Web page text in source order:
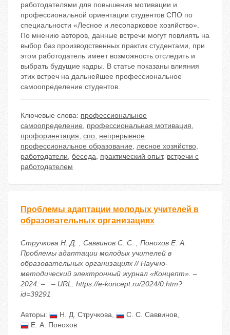
работодателями для повышения мотивации и
профессиональной ориентации студентов СПО по
специальности «Лесное и лесопарковое хозяйство».
По мнению авторов, данные встречи могут повлиять на
выбор баз производственных практик студентами, при
этом работодатель имеет возможность отследить и
выбрать будущие кадры. В статье показаны влияния
этих встреч на дальнейшее профессиональное
самоопределение студентов.
Ключевые слова: профессиональное
самоопределение, профессиональная мотивация,
профориентация, спо, непрерывное
профессиональное образование, лесное хозяйство,
работодатели, беседа, практический опыт, встречи с
работодателем
Проблемы адаптации молодых учителей в
образовательных организациях
Стручкова Н. Д. , Саввинов С. С. , Понохов Е. А.
Проблемы адаптации молодых учителей в
образовательных организациях // Научно-
методический электронный журнал «Концепт». –
2024. – . – URL: https://e-koncept.ru/2024/0.htm?
id=39291
Авторы: Н. Д. Стручкова, С. С. Саввинов,
Е. А. Понохов